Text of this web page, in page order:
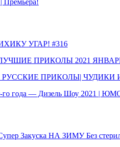
Премьера!
УГАР! #316
ПРИКОЛЫ 2021 ЯНВАРЬ l
ПРИКОЛЫ| ЧУДИКИ
года — Дизель Шоу 2021 |
НА ЗИМУ Без